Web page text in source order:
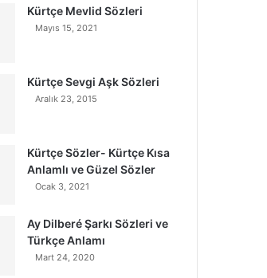
Kürtçe Mevlid Sözleri
Mayıs 15, 2021
Kürtçe Sevgi Aşk Sözleri
Aralık 23, 2015
Kürtçe Sözler- Kürtçe Kısa
Anlamlı ve Güzel Sözler
Ocak 3, 2021
Ay Dilberé Şarkı Sözleri ve
Türkçe Anlamı
Mart 24, 2020